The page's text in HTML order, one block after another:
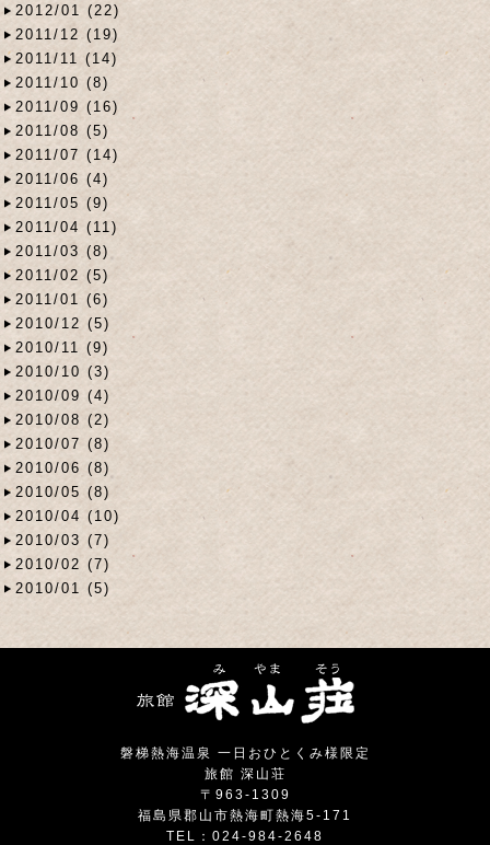
2012/01 (22)
2011/12 (19)
2011/11 (14)
2011/10 (8)
2011/09 (16)
2011/08 (5)
2011/07 (14)
2011/06 (4)
2011/05 (9)
2011/04 (11)
2011/03 (8)
2011/02 (5)
2011/01 (6)
2010/12 (5)
2010/11 (9)
2010/10 (3)
2010/09 (4)
2010/08 (2)
2010/07 (8)
2010/06 (8)
2010/05 (8)
2010/04 (10)
2010/03 (7)
2010/02 (7)
2010/01 (5)
磐梯熱海温泉 一日おひとくみ様限定
旅館 深山荘
〒963-1309
福島県郡山市熱海町熱海5-171
TEL：024-984-2648